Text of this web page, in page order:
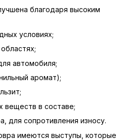
благодаря высоким
условиях;
автомобиля;
аромат);
в составе;
для сопротивления износу.
имеются выступы, которые